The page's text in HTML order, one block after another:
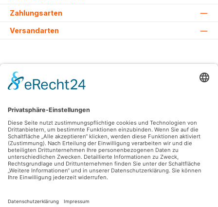
Zahlungsarten
Versandarten
Alle Preise inkl. gesetzl. Mehrwertsteuer zzgl.
und ggf.
Nachnahmegebühren, wenn nicht anders angegeben.
© 2026 Lovehurts Bikes - Alle Rechte vorbehalten. Theme by